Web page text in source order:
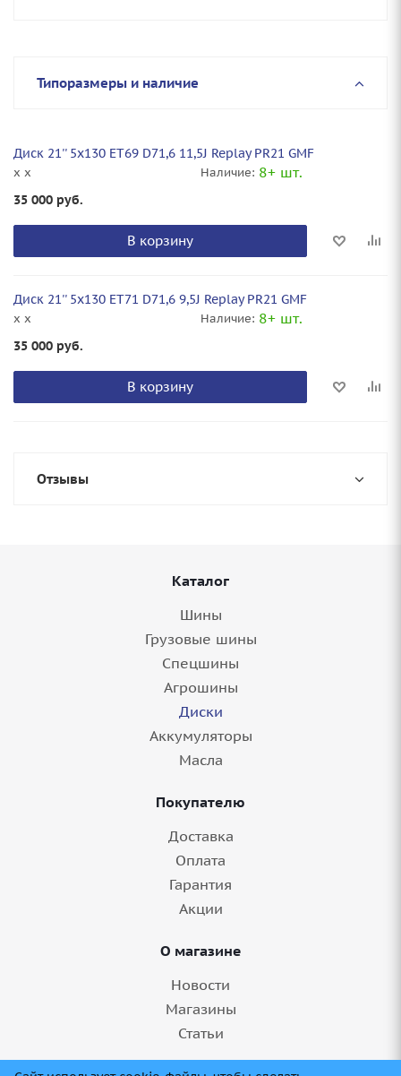
Типоразмеры и наличие
Диск 21'' 5x130 ET69 D71,6 11,5J Replay PR21 GMF
x x Наличие: 8+ шт.
35 000 руб.
В корзину
Диск 21'' 5x130 ET71 D71,6 9,5J Replay PR21 GMF
x x Наличие: 8+ шт.
35 000 руб.
В корзину
Отзывы
Каталог
Шины
Грузовые шины
Спецшины
Агрошины
Диски
Аккумуляторы
Масла
Покупателю
Доставка
Оплата
Гарантия
Акции
О магазине
Новости
Магазины
Статьи